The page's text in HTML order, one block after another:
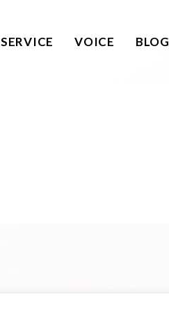
SERVICE VOICE BLOG